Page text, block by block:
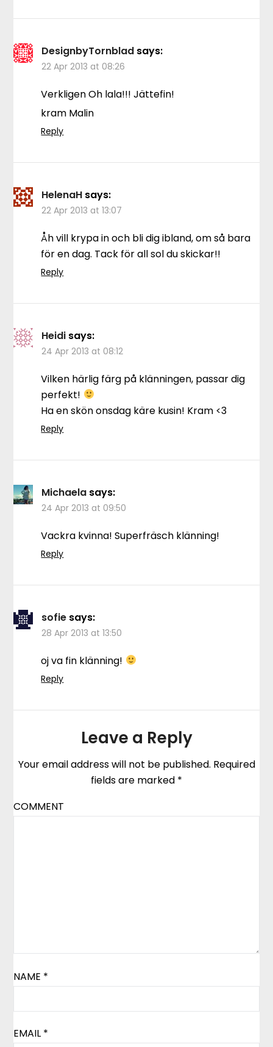
DesignbyTornblad says:
22 Apr 2013 at 08:26
Verkligen Oh lala!!! Jättefin!
kram Malin
Reply
HelenaH says:
22 Apr 2013 at 13:07
Åh vill krypa in och bli dig ibland, om så bara
för en dag. Tack för all sol du skickar!!
Reply
Heidi says:
24 Apr 2013 at 08:12
Vilken härlig färg på klänningen, passar dig
perfekt!
Ha en skön onsdag käre kusin! Kram <3
Reply
Michaela says:
24 Apr 2013 at 09:50
Vackra kvinna! Superfräsch klänning!
Reply
sofie says:
28 Apr 2013 at 13:50
oj va fin klänning!
Reply
Leave a Reply
Your email address will not be published. Required
fields are marked *
COMMENT
NAME *
EMAIL *